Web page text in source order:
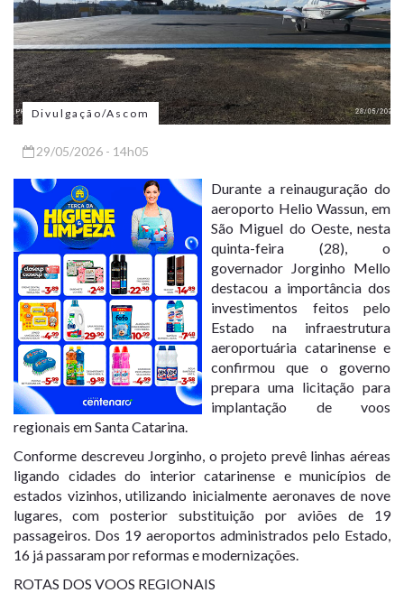
Divulgação/Ascom
29/05/2026 - 14h05
Durante a reinauguração do
aeroporto Helio Wassun, em
São Miguel do Oeste, nesta
quinta-feira (28), o
governador Jorginho Mello
destacou a importância dos
investimentos feitos pelo
Estado na infraestrutura
aeroportuária catarinense e
confirmou que o governo
prepara uma licitação para
implantação de voos
regionais em Santa Catarina.
Conforme descreveu Jorginho, o projeto prevê linhas aéreas
ligando cidades do interior catarinense e municípios de
estados vizinhos, utilizando inicialmente aeronaves de nove
lugares, com posterior substituição por aviões de 19
passageiros. Dos 19 aeroportos administrados pelo Estado,
16 já passaram por reformas e modernizações.
ROTAS DOS VOOS REGIONAIS